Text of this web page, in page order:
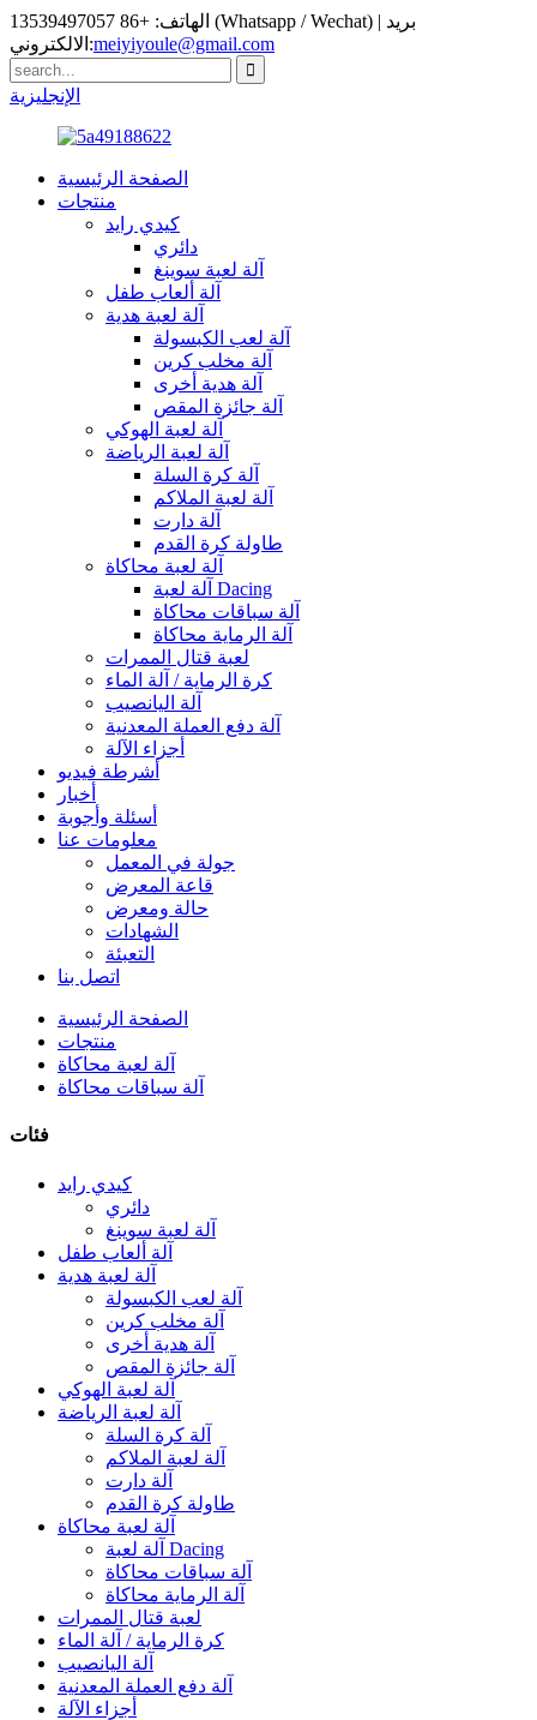
الهاتف: +86 13539497057 (Whatsapp / Wechat) | بريد
الالكتروني:meiyiyoule@gmail.com
الإنجليزية
الصفحة الرئيسية
منتجات
كيدي رايد
دائري
آلة لعبة سوينغ
آلة ألعاب طفل
آلة لعبة هدية
آلة لعب الكبسولة
آلة مخلب كرين
آلة هدية أخرى
آلة جائزة المقص
آلة لعبة الهوكي
آلة لعبة الرياضة
آلة كرة السلة
آلة لعبة الملاكم
آلة دارت
طاولة كرة القدم
آلة لعبة محاكاة
آلة لعبة Dacing
آلة سباقات محاكاة
آلة الرماية محاكاة
لعبة قتال الممرات
كرة الرماية / آلة الماء
آلة اليانصيب
آلة دفع العملة المعدنية
أجزاء الآلة
أشرطة فيديو
أخبار
أسئلة وأجوبة
معلومات عنا
جولة في المعمل
قاعة المعرض
حالة ومعرض
الشهادات
التعبئة
اتصل بنا
الصفحة الرئيسية
منتجات
آلة لعبة محاكاة
آلة سباقات محاكاة
فئات
كيدي رايد
دائري
آلة لعبة سوينغ
آلة ألعاب طفل
آلة لعبة هدية
آلة لعب الكبسولة
آلة مخلب كرين
آلة هدية أخرى
آلة جائزة المقص
آلة لعبة الهوكي
آلة لعبة الرياضة
آلة كرة السلة
آلة لعبة الملاكم
آلة دارت
طاولة كرة القدم
آلة لعبة محاكاة
آلة لعبة Dacing
آلة سباقات محاكاة
آلة الرماية محاكاة
لعبة قتال الممرات
كرة الرماية / آلة الماء
آلة اليانصيب
آلة دفع العملة المعدنية
أجزاء الآلة